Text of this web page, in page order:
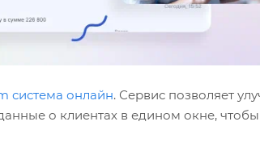
система онлайн. Сервис позволяет
о клиентах в едином окне,